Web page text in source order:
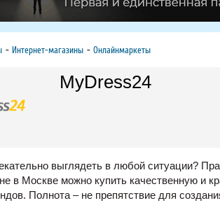
Интернет-магазины Онлайнмаркеты
MyDress24
выглядеть в любой ситуации?
в Москве можно купить качественную
Полнота – не препятствие для